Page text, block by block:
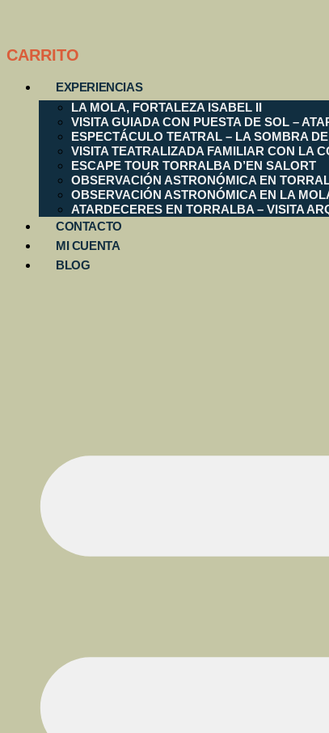
CARRITO
EXPERIENCIAS
LA MOLA, FORTALEZA ISABEL II
VISITA GUIADA CON PUESTA DE SOL –
ESPECTÁCULO TEATRAL – LA SOMBRA
VISITA TEATRALIZADA FAMILIAR CON LA
ESCAPE TOUR TORRALBA D’EN SALORT
OBSERVACIÓN ASTRONÓMICA EN
OBSERVACIÓN ASTRONÓMICA EN LA
ATARDECERES EN TORRALBA – VISITA
CONTACTO
MI CUENTA
BLOG